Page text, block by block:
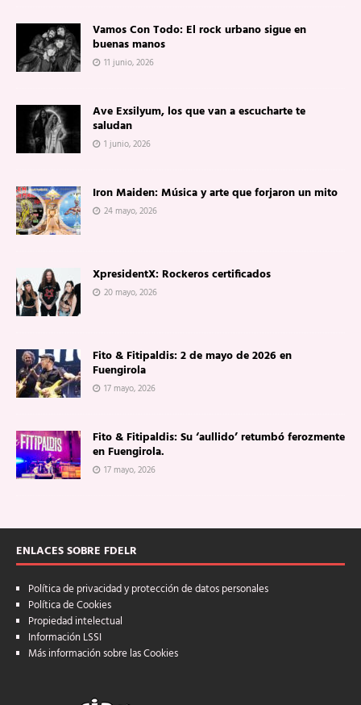
Vamos Con Todo: El rock urbano sigue en
buenas manos
11 junio, 2026
Ave Exsilyum, los que van a escucharte te
saludan
1 junio, 2026
Iron Maiden: Música y arte que forjaron un mito
24 mayo, 2026
XpresidentX: Rockeros certificados
20 mayo, 2026
Fito & Fitipaldis: 2 de mayo de 2026 en
Fuengirola
17 mayo, 2026
Fito & Fitipaldis: Su ‘aullido’ retumbó ferozmente
en Fuengirola.
17 mayo, 2026
ENLACES SOBRE FDELR
Política de privacidad y protección de datos personales
Política de Cookies
Propiedad intelectual
Información LSSI
Más información sobre las Cookies